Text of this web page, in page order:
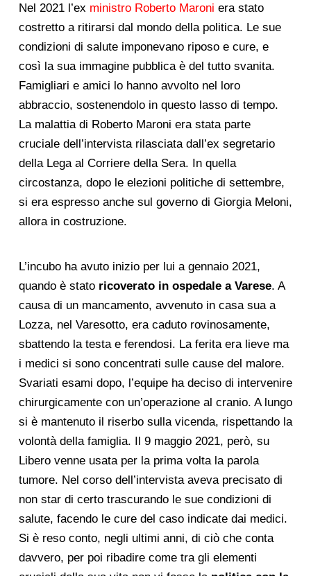
Nel 2021 l’ex ministro Roberto Maroni era stato
costretto a ritirarsi dal mondo della politica. Le sue
condizioni di salute imponevano riposo e cure, e
così la sua immagine pubblica è del tutto svanita.
Famigliari e amici lo hanno avvolto nel loro
abbraccio, sostenendolo in questo lasso di tempo.
La malattia di Roberto Maroni era stata parte
cruciale dell’intervista rilasciata dall’ex segretario
della Lega al Corriere della Sera. In quella
circostanza, dopo le elezioni politiche di settembre,
si era espresso anche sul governo di Giorgia Meloni,
allora in costruzione.
L’incubo ha avuto inizio per lui a gennaio 2021,
quando è stato ricoverato in ospedale a Varese. A
causa di un mancamento, avvenuto in casa sua a
Lozza, nel Varesotto, era caduto rovinosamente,
sbattendo la testa e ferendosi. La ferita era lieve ma
i medici si sono concentrati sulle cause del malore.
Svariati esami dopo, l’equipe ha deciso di intervenire
chirurgicamente con un’operazione al cranio. A lungo
si è mantenuto il riserbo sulla vicenda, rispettando la
volontà della famiglia. Il 9 maggio 2021, però, su
Libero venne usata per la prima volta la parola
tumore. Nel corso dell’intervista aveva precisato di
non star di certo trascurando le sue condizioni di
salute, facendo le cure del caso indicate dai medici.
Si è reso conto, negli ultimi anni, di ciò che conta
davvero, per poi ribadire come tra gli elementi